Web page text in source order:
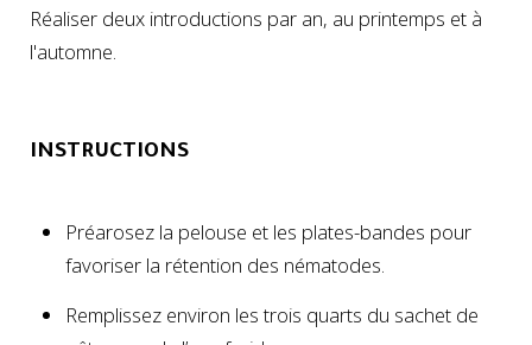
Réaliser deux introductions par an, au printemps et à
l'automne.
INSTRUCTIONS
Préarosez la pelouse et les plates-bandes pour
favoriser la rétention des nématodes.
Remplissez environ les trois quarts du sachet de